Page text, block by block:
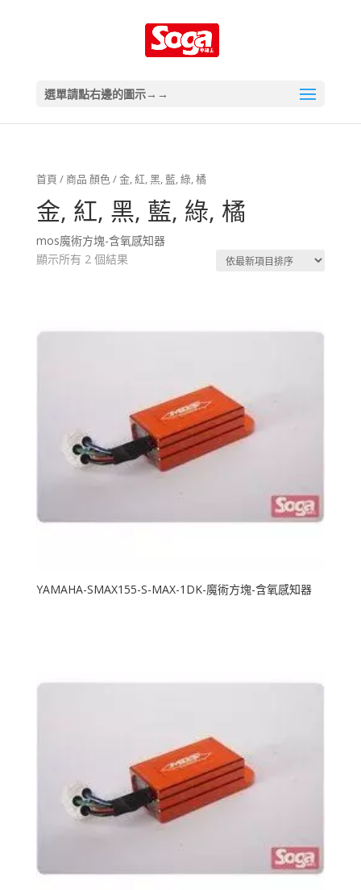
選單請點右邊的圖示→→
首頁 / 商品 顏色 / 金, 紅, 黑, 藍, 綠, 橘
金, 紅, 黑, 藍, 綠, 橘
mos魔術方塊-含氧感知器
顯示所有 2 個結果
YAMAHA-SMAX155-S-MAX-1DK-魔術方塊-含氧感知器